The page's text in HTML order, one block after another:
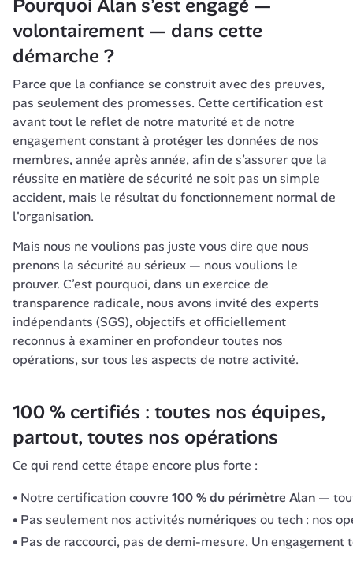
Pourquoi Alan s’est engagé —
volontairement — dans cette
démarche ?
Parce que la confiance se construit avec des preuves,
pas seulement des promesses. Cette certification est
avant tout le reflet de notre maturité et de notre
engagement constant à protéger les données de nos
membres, année après année, afin de s’assurer que la
réussite en matière de sécurité ne soit pas un simple
accident, mais le résultat du fonctionnement normal de
l'organisation.
Mais nous ne voulions pas juste vous dire que nous
prenons la sécurité au sérieux — nous voulions le
prouver. C’est pourquoi, dans un exercice de
transparence radicale, nous avons invité des experts
indépendants (SGS), objectifs et officiellement
reconnus à examiner en profondeur toutes nos
opérations, sur tous les aspects de notre activité.
100 % certifiés : toutes nos équipes,
partout, toutes nos opérations
Ce qui rend cette étape encore plus forte :
Notre certification couvre 100 % du périmètre Alan —
Pas seulement nos activités numériques ou tech : nos
Pas de raccourci, pas de demi-mesure. Un engagement